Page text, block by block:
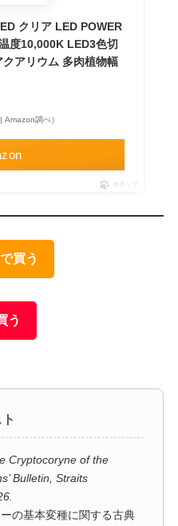
クリア LED POWER
度10,000K LED3色切
アリウム 多肉植物幅
調べ）
ポチップ
買う
う
Cryptocoryne of the
Bulletin, Straits
の基本変種に関する古典